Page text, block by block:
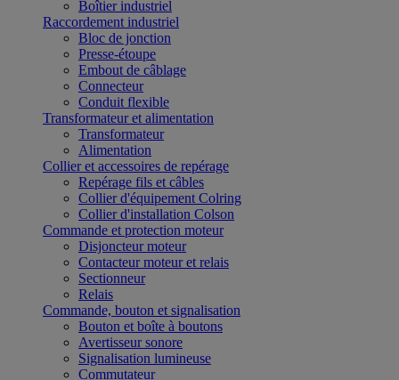
Boîtier industriel
Raccordement industriel
Bloc de jonction
Presse-étoupe
Embout de câblage
Connecteur
Conduit flexible
Transformateur et alimentation
Transformateur
Alimentation
Collier et accessoires de repérage
Repérage fils et câbles
Collier d'équipement Colring
Collier d'installation Colson
Commande et protection moteur
Disjoncteur moteur
Contacteur moteur et relais
Sectionneur
Relais
Commande, bouton et signalisation
Bouton et boîte à boutons
Avertisseur sonore
Signalisation lumineuse
Commutateur